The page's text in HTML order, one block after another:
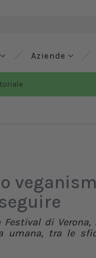
Aziende
Festival di
umana, tra le